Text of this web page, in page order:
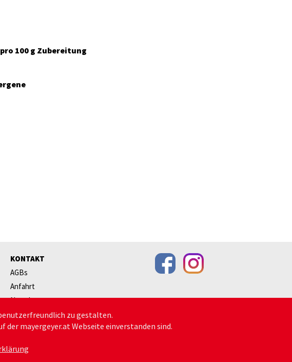
zu gestalten.
der mayergeyer.at Webseite einverstanden sind.
100 g Zubereitung
KONTAKT
AGBs
Anfahrt
Newsletter
Ansprechpersonen
Bestellung & Versand
Impressum